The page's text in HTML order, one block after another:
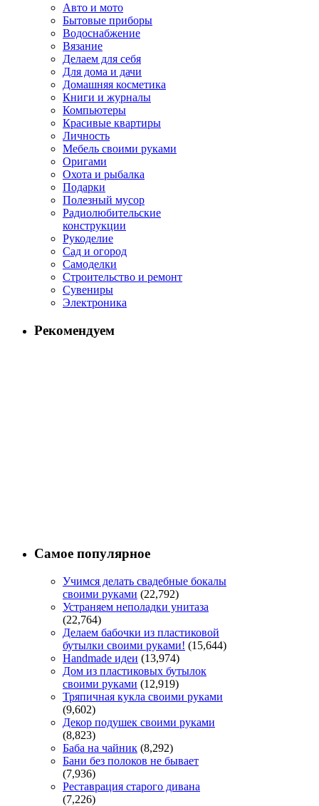
Авто и мото
Бытовые приборы
Водоснабжение
Вязание
Делаем для себя
Для дома и дачи
Домашняя косметика
Книги и журналы
Компьютеры
Красивые квартиры
Личность
Мебель своими руками
Оригами
Охота и рыбалка
Подарки
Полезный мусор
Радиолюбительские
конструкции
Рукоделие
Сад и огород
Самоделки
Строительство и ремонт
Сувениры
Электроника
Рекомендуем
Самое популярное
Учимся делать свадебные бокалы
своими руками (22,792)
Устраняем неполадки унитаза
(22,764)
Делаем бабочки из пластиковой
бутылки своими руками! (15,644)
Handmade идеи (13,974)
Дом из пластиковых бутылок
своими руками (12,919)
Тряпичная кукла своими руками
(9,602)
Декор подушек своими руками
(8,823)
Баба на чайник (8,292)
Бани без полоков не бывает
(7,936)
Реставрация старого дивана
(7,226)